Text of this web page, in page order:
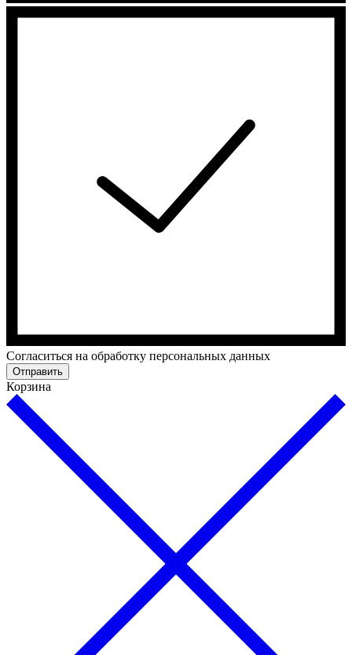
Cогласиться на обработку персональных данных
Отправить
Корзина